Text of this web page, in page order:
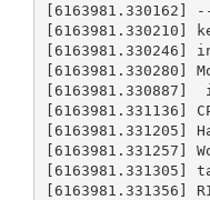
[6163981.330210]
[6163981.330246]
[6163981.331205]
[6163981.331257]